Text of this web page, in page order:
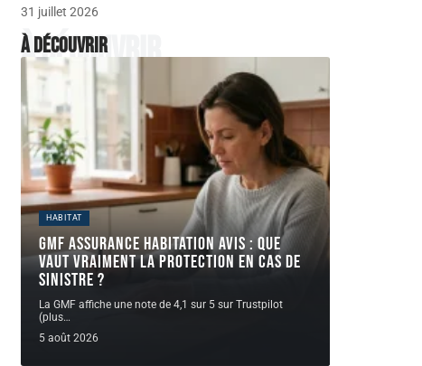
31 juillet 2026
À découvrir
À découvrir
HABITAT
GMF assurance habitation avis : que
vaut vraiment la protection en cas de
sinistre ?
La GMF affiche une note de 4,1 sur 5 sur Trustpilot
(plus…
5 août 2026